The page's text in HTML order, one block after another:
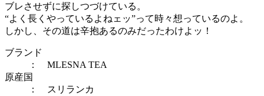
ブレさせずに探しつづけている。
“よく長くやっているよねェッ”って時々想っているのよ。
しかし、その道は辛抱あるのみだったわけよッ！
ブランド
： MLESNA TEA
原産国
： スリランカ